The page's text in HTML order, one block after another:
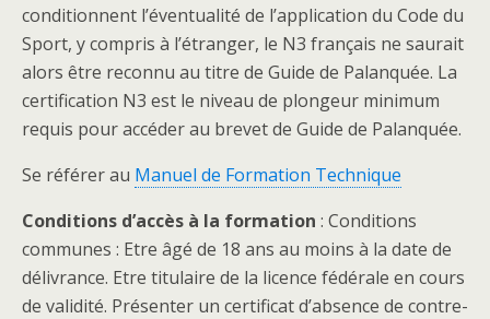
conditionnent l’éventualité de l’application du Code du
Sport, y compris à l’étranger, le N3 français ne saurait
alors être reconnu au titre de Guide de Palanquée. La
certification N3 est le niveau de plongeur minimum
requis pour accéder au brevet de Guide de Palanquée.
Se référer au Manuel de Formation Technique
Conditions d’accès à la formation : Conditions
communes : Etre âgé de 18 ans au moins à la date de
délivrance. Etre titulaire de la licence fédérale en cours
de validité. Présenter un certificat d’absence de contre-